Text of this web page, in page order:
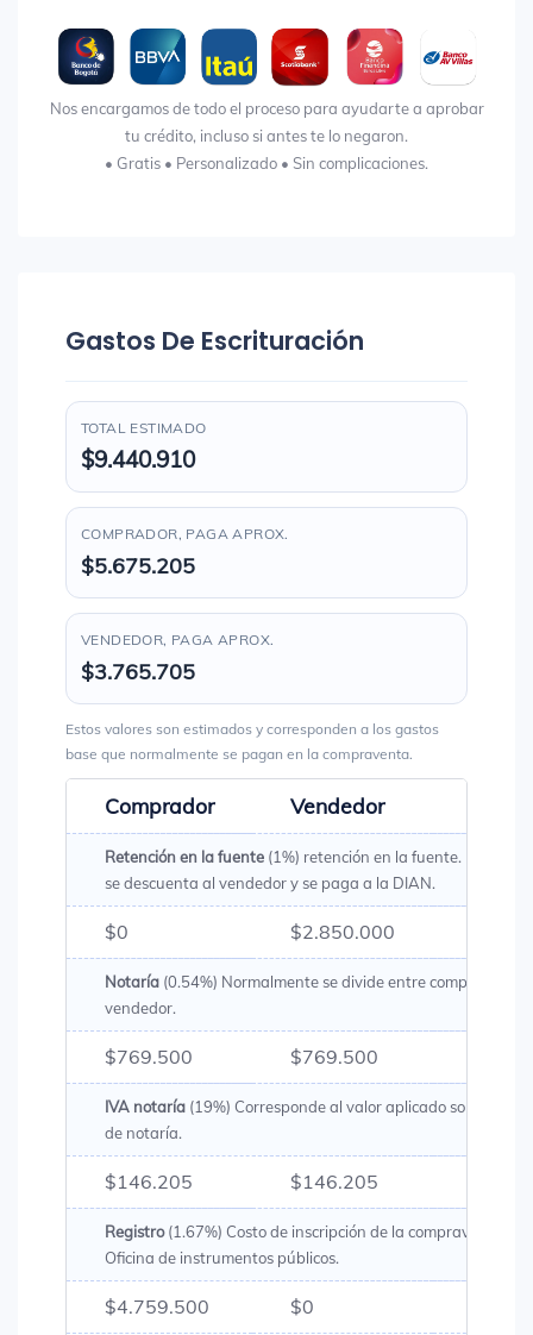
Nos encargamos de todo el proceso para ayudarte a aprobar
tu crédito, incluso si antes te lo negaron.
• Gratis • Personalizado • Sin complicaciones.
Gastos De Escrituración
TOTAL ESTIMADO
$9.440.910
COMPRADOR, PAGA APROX.
$5.675.205
VENDEDOR, PAGA APROX.
$3.765.705
Estos valores son estimados y corresponden a los gastos
base que normalmente se pagan en la compraventa.
Comprador Vendedor
Retención en la fuente (1%) retención en la fuente. Es un
se descuenta al vendedor y se paga a la DIAN.
$0 $2.850.000
Notaría (0.54%) Normalmente se divide entre comprador y
vendedor.
$769.500 $769.500
IVA notaría (19%) Corresponde al valor aplicado sobre los
de notaría.
$146.205 $146.205
Registro(1.67%) Costo de inscripción de la compraventa en
Oficina de instrumentos públicos.
$4.759.500 $0